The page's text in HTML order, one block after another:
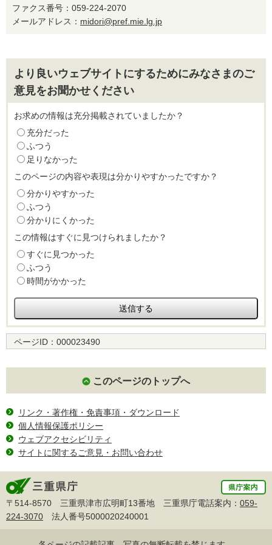
ファクス番号：059-224-2070
メールアドレス： midori@pref.mie.lg.jp
より良いウェブサイトにするためにみなさまのご
意見をお聞かせください
お求めの情報は充分掲載されていましたか？
充分だった
ふつう
足りなかった
このページの内容や表現は分かりやすかったですか？
分かりやすかった
ふつう
分かりにくかった
この情報はすぐに見つけられましたか？
すぐに見つかった
ふつう
時間がかかった
ページID： 000023490
このページのトップへ
リンク・著作権・免責事項・ダウンロード
個人情報保護ポリシー
ウェブアクセシビリティ
サイトに関するご意見・お問い合わせ
〒514-8570 三重県津市広明町13番地 三重県庁電話案内： 059-
224-3070 法人番号5000020240001